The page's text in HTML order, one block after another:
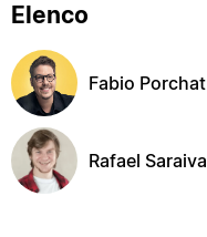
Elenco
Fabio Porchat
Rafael Saraiva